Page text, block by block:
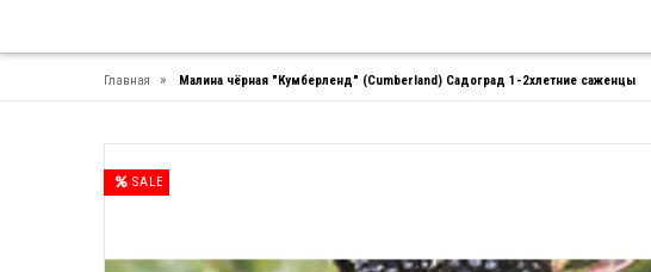
Главная » Малина чёрная "Кумберленд" (Cumberland) Садоград 1-2хлетние саженцы
SALE